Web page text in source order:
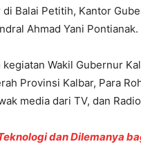
di Balai Petitih, Kantor
Ahmad Yani Pontianak.
kegiatan Wakil Gubernur
Provinsi Kalbar, Para
media dari TV, dan
dan Dilemanya